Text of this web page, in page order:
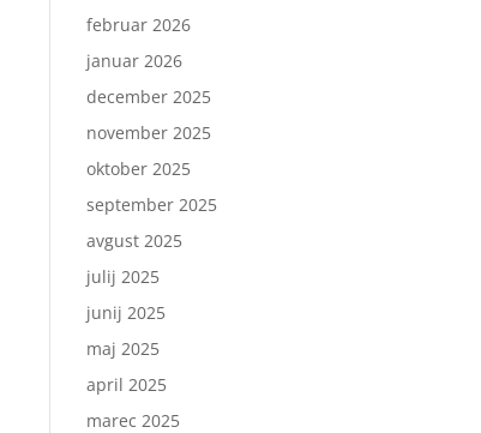
februar 2026
januar 2026
december 2025
november 2025
oktober 2025
september 2025
avgust 2025
julij 2025
junij 2025
maj 2025
april 2025
marec 2025